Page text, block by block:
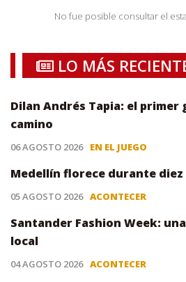
No fue posible consultar el
LO MÁS
Dilan Andrés Tapia: el
camino
06 AGOSTO 2026 EN EL JUEGO
Medellín florece durante
05 AGOSTO 2026 ACONTECER
Santander Fashion Week:
local
04 AGOSTO 2026 ACONTECER